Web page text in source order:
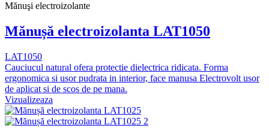
Mănuşi electroizolante
Mănușă electroizolanta LAT1050
LAT1050
Cauciucul natural ofera protectie dielectrica ridicata. Forma
ergonomica si usor pudrata in interior, face manusa Electrovolt usor
de aplicat si de scos de pe mana.
Vizualizeaza